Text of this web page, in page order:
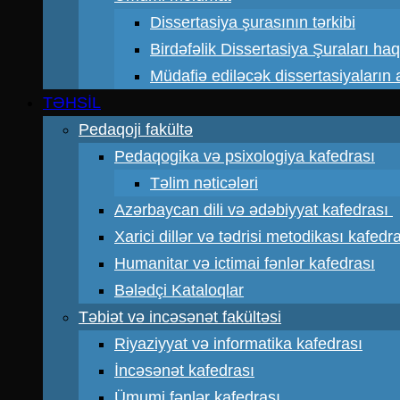
Dissertasiya şurasının tərkibi
Birdəfəlik Dissertasiya Şuraları
Müdafiə ediləcək dissertasiyaların
TƏHSİL
Pedaqoji fakültə
Pedaqogika və psixologiya kafedrası
Təlim nəticələri
Azərbaycan dili və ədəbiyyat kafedrası
Xarici dillər və tədrisi metodikası
Humanitar və ictimai fənlər kafedrası
Bələdçi Kataloqlar
Təbiət və incəsənət fakültəsi
Riyaziyyat və informatika kafedrası
İncəsənət kafedrası